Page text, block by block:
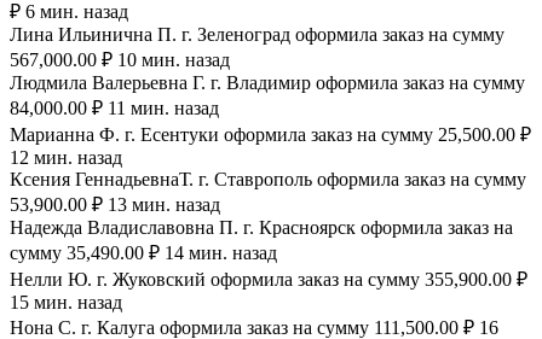
₽ 6 мин. назад
Лина Ильинична П. г. Зеленоград оформила заказ на сумму
567,000.00 ₽ 10 мин. назад
Людмила Валерьевна Г. г. Владимир оформила заказ на сумму
84,000.00 ₽ 11 мин. назад
Марианна Ф. г. Есентуки оформила заказ на сумму 25,500.00 ₽
12 мин. назад
Ксения ГеннадьевнаТ. г. Ставрополь оформила заказ на сумму
53,900.00 ₽ 13 мин. назад
Надежда Владиславовна П. г. Красноярск оформила заказ на
сумму 35,490.00 ₽ 14 мин. назад
Нелли Ю. г. Жуковский оформила заказ на сумму 355,900.00 ₽
15 мин. назад
Нона С. г. Калуга оформила заказ на сумму 111,500.00 ₽ 16